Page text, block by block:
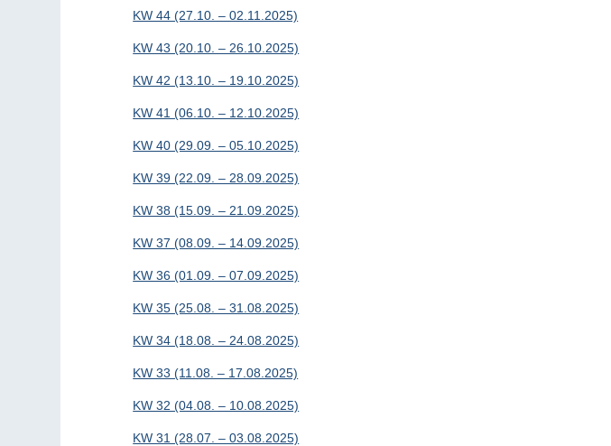
KW 44 (27.10. – 02.11.2025)
KW 43 (20.10. – 26.10.2025)
KW 42 (13.10. – 19.10.2025)
KW 41 (06.10. – 12.10.2025)
KW 40 (29.09. – 05.10.2025)
KW 39 (22.09. – 28.09.2025)
KW 38 (15.09. – 21.09.2025)
KW 37 (08.09. – 14.09.2025)
KW 36 (01.09. – 07.09.2025)
KW 35 (25.08. – 31.08.2025)
KW 34 (18.08. – 24.08.2025)
KW 33 (11.08. – 17.08.2025)
KW 32 (04.08. – 10.08.2025)
KW 31 (28.07. – 03.08.2025)